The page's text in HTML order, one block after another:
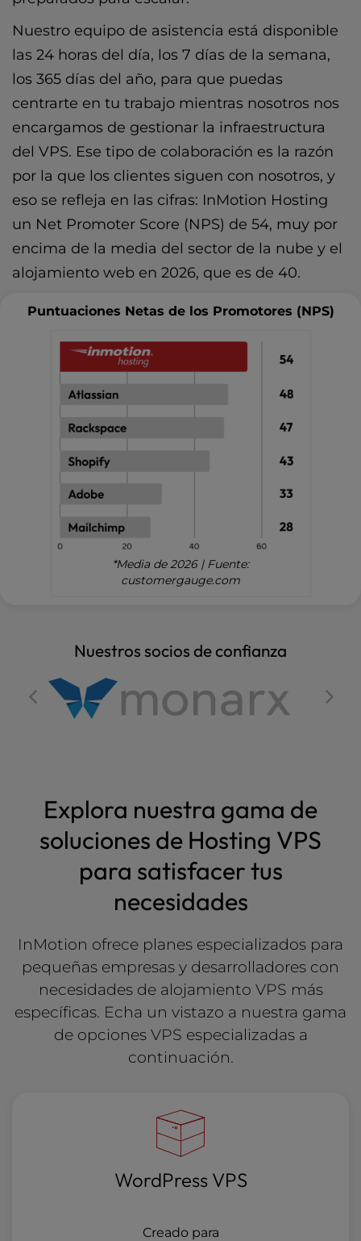
Nuestro equipo de asistencia está disponible
las 24 horas del día, los 7 días de la semana,
los 365 días del año, para que puedas
centrarte en tu trabajo mientras nosotros nos
encargamos de gestionar la infraestructura
del VPS. Ese tipo de colaboración es la razón
por la que los clientes siguen con nosotros, y
eso se refleja en las cifras: InMotion Hosting
un Net Promoter Score (NPS) de 54, muy por
encima de la media del sector de la nube y el
alojamiento web en 2026, que es de 40.
Puntuaciones Netas de los Promotores (NPS)
*Media de 2026 | Fuente:
customergauge.com
Nuestros socios de confianza
Explora nuestra gama de
soluciones de Hosting VPS
para satisfacer tus
necesidades
InMotion ofrece planes especializados para
pequeñas empresas y desarrolladores con
necesidades de alojamiento VPS más
específicas. Echa un vistazo a nuestra gama
de opciones VPS especializadas a
continuación.
WordPress VPS
Creado para